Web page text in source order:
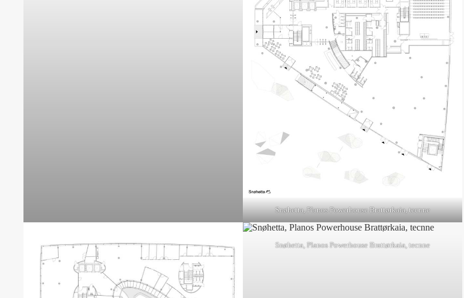
Snøhetta, Planos Powerhouse Brattørkaia, tecnne
Snøhetta, Planos Powerhouse Brattørkaia, tecnne